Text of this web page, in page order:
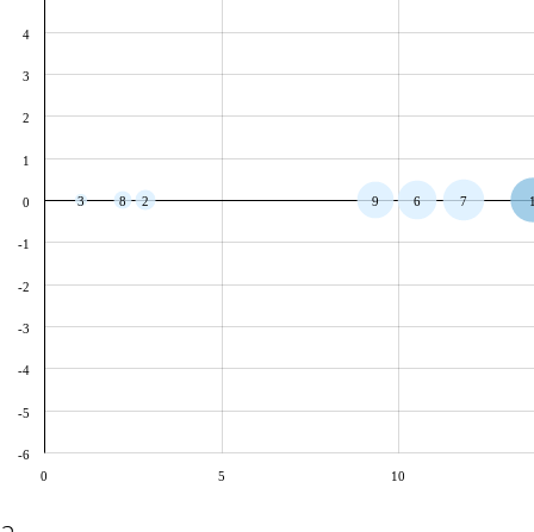
2
3 6 7
8 9
-6
-5
-4
-3
-2
-1
0
1
2
3
4
0 5 10